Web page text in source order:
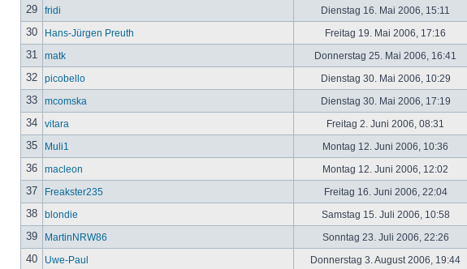
29
fridi Dienstag 16. Mai 2006, 15:11
30
Hans-Jürgen Preuth Freitag 19. Mai 2006, 17:16
31
matk Donnerstag 25. Mai 2006, 16:41
32
picobello Dienstag 30. Mai 2006, 10:29
33
mcomska Dienstag 30. Mai 2006, 17:19
34
vitara Freitag 2. Juni 2006, 08:31
35
Muli1 Montag 12. Juni 2006, 10:36
36
macleon Montag 12. Juni 2006, 12:02
37
Freakster235 Freitag 16. Juni 2006, 22:04
38
blondie Samstag 15. Juli 2006, 10:58
39
MartinNRW86 Sonntag 23. Juli 2006, 22:26
40
Uwe-Paul Donnerstag 3. August 2006, 19:44